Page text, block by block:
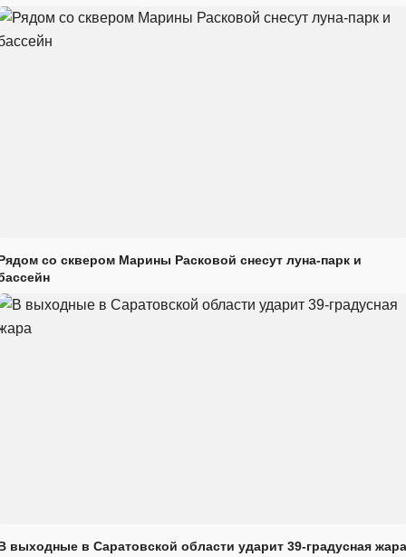
со сквером Марины Расковой снесут луна-парк и
выходные в Саратовской области ударит 39-градусная жара